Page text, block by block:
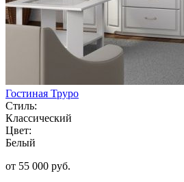
Гостиная Труро
Стиль:
Классический
Цвет:
Белый
от 55 000 руб.